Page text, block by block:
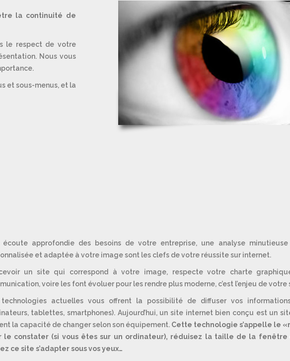
la continuité de
le respect de votre
Nous vous
et sous-menus, et la
écoute approfondie des besoins de votre entreprise, une analyse
et adaptée à votre image sont les clefs de votre réussite sur internet.
un site qui correspond à votre image, respecte votre charte
voire les font évoluer pour les rendre plus moderne, c’est l’enjeu de votre
technologies actuelles vous offrent la possibilité de diffuser vos
tablettes, smartphones). Aujourd’hui, un site internet bien conçu est un
la capacité de changer selon son équipement. Cette technologie s’appelle le
le constater (si vous êtes sur un ordinateur), réduisez la taille de la
ce site s’adapter sous vos yeux…